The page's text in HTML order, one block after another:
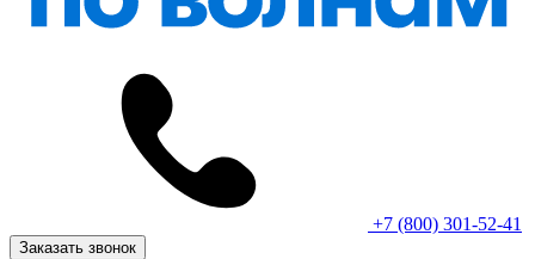
+7 (800) 301-52-41
Заказать звонок